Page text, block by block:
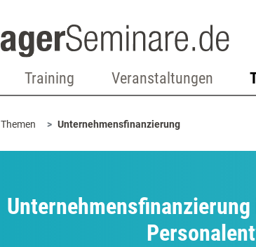
Training Veranstaltungen
Themen Unternehmensfinanzierung